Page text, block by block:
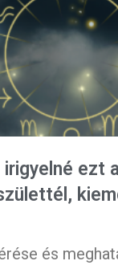
irigyelné ezt
és